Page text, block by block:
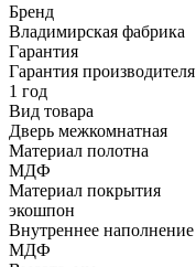
Бренд
Владимирская фабрика
Гарантия
Гарантия производителя
1 год
Вид товара
Дверь межкомнатная
Материал полотна
МДФ
Материал покрытия
экошпон
Внутреннее наполнение
МДФ